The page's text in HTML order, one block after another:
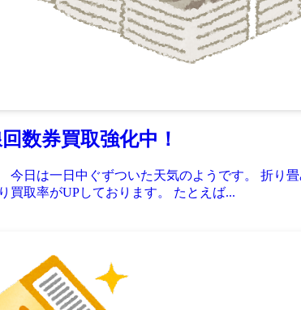
数券買取強化中！
今日は一日中ぐずついた天気のようです。 折
買取率がUPしております。 たとえば...